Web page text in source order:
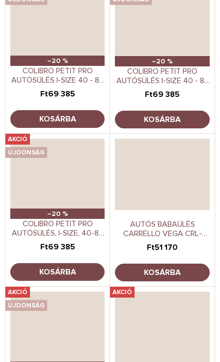
–20 %
COLIBRO PETIT PRO
AUTÓSÜLÉS I-SIZE 40 - 87
CM ONYX
Ft69 385
KOSÁRBA
–20 %
COLIBRO PETIT PRO
AUTÓSÜLÉS I-SIZE 40 - 87
CM PINE
Ft69 385
KOSÁRBA
AKCIÓ
ÚJDONSÁG
–20 %
COLIBRO PETIT PRO
AUTÓSÜLÉS, I-SIZE, 40-87
CM, DOVE
Ft69 385
KOSÁRBA
AUTÓS BABAÜLÉS
CARRELLO VEGA CRL-
14101 ABSZOLÚT FEKETE
Ft51 170
KOSÁRBA
AKCIÓ
ÚJDONSÁG
AKCIÓ